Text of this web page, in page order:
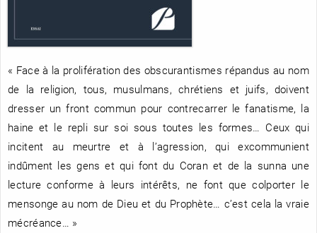
TOUT LE CATALOGUE
RENCONTRE AVEC…
REVUE DE PRESSE
« Face à la prolifération des obscurantismes répandus au nom
de la religion, tous, musulmans, chrétiens et juifs, doivent
dresser un front commun pour contrecarrer le fanatisme, la
haine et le repli sur soi sous toutes les formes… Ceux qui
incitent au meurtre et à l’agression, qui excommunient
indûment les gens et qui font du Coran et de la sunna une
lecture conforme à leurs intérêts, ne font que colporter le
mensonge au nom de Dieu et du Prophète… c’est cela la vraie
mécréance… »